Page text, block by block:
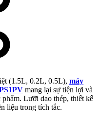
(1.5L, 0.2L, 0.5L), máy
mang lại sự tiện lợi và
Lưỡi dao thép, thiết kế
liệu trong tích tắc.